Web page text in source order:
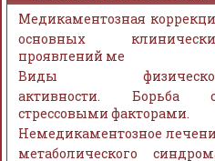
Медикаментозная
основных
проявлений ме
Виды
активности. Борьба
стрессовыми факторами.
Немедикаментозное
метаболического